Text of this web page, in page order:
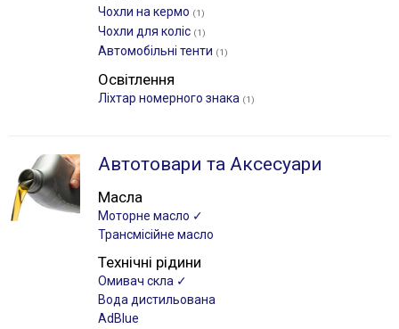
Чохли на кермо (1)
Чохли для коліс (1)
Автомобільні тенти (1)
Освітлення
Ліхтар номерного знака (1)
Автотовари та Аксесуари
Масла
Моторне масло ✓
Трансмісійне масло
Технічні рідини
Омивач скла ✓
Вода дистильована
AdBlue